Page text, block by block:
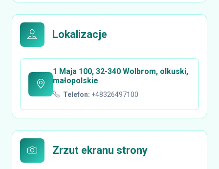
Lokalizacje
1 Maja 100, 32-340 Wolbrom, olkuski,
małopolskie
Telefon: +48326497100
Zrzut ekranu strony